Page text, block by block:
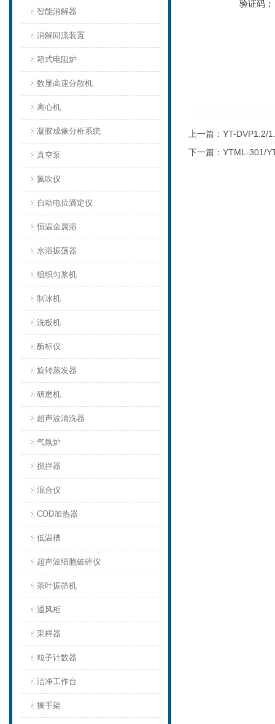
智能消解器
消解回流装置
箱式电阻炉
数显高速分散机
离心机
凝胶成像分析系统
真空泵
氮吹仪
自动电位滴定仪
恒温金属浴
水浴振荡器
组织匀浆机
制冰机
洗板机
酶标仪
旋转蒸发器
研磨机
超声波清洗器
气氛炉
搅拌器
混合仪
COD加热器
低温槽
超声波细胞破碎仪
茶叶振筛机
通风柜
采样器
粒子计数器
洁净工作台
搁手架
验证码：
上一篇： YT-DVP1.2/
下一篇： YTML-301/